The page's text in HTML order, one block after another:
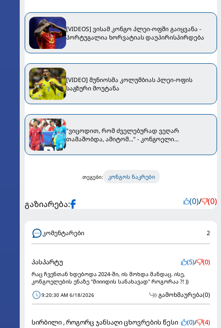
[VIDEOS] ვისამ კონგო პლეი-ოფში გაიყვანა -
პორტუგალია ხორვატიას დაუპირისპირდება
[VIDEO] მუნიოსმა კოლუმბიას პლეი-ოფის
საგზური მოუტანა
"ვიცოდით, რომ ძველებურად ვეღარ
თამაშობდა, ამიტომ..." - კონგოელი
დაპირისპირებაზე
თეგები: კონგოს ნაკრები
გაზიარება: (0)/ (0)
კომენტარები 2
პასპარტუ (5)/ (0)
რაც ჩვენთან ხდებოდა 2024-ში, ის მოხდა მანდაც. ისე,
კონგოელების ენაზე "მიიიდის სანახავად" როგორაა ?! ))
9:20:30 AM 6/18/2026 გამოხმაურება(0)
სირბილი , როგორც ჯანსაღი ცხოვრების წესი (0)/ (4)